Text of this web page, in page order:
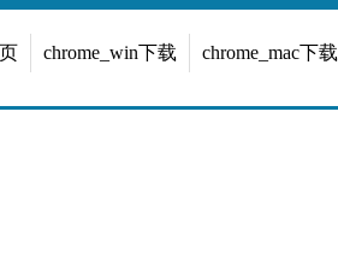
chrome_win下载 chrome_mac下载